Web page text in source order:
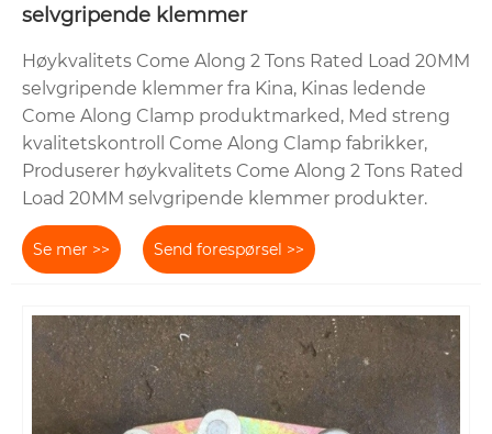
selvgripende klemmer
Høykvalitets Come Along 2 Tons Rated Load 20MM
selvgripende klemmer fra Kina, Kinas ledende
Come Along Clamp produktmarked, Med streng
kvalitetskontroll Come Along Clamp fabrikker,
Produserer høykvalitets Come Along 2 Tons Rated
Load 20MM selvgripende klemmer produkter.
Se mer >> Send forespørsel >>